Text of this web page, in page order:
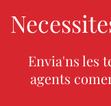
Envia'ns les
agents